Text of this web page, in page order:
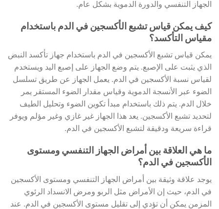
الجهاز التنفسي والدورة الدموية بشكل عام.
كيف يمكن قياس تشبع الأكسجين في الدم باستخدام
مقياس التأكسد؟
يمكن قياس تشبع الأكسجين في الدم باستخدام جهاز تأكسد النبض
الذي يثبت على الإصبع. يتم وضع الجهاز على إصبع اليد ويستخدم
لقياس نسبة الأكسجين في الدم. يعمل الجهاز عن طريق تسلسل
الضوء عبر الأنسجة الدموية وقياس مقدار الضوء المستقر يمر
خلال الدم. يتم ذلك باستخدام مبدأ تكوين الضوء وتحليل الطيف
لتحديد تشبع الأكسجين. يعد هذا الجهاز غير غازي وغير مؤلم ويوفر
قراءة سريعة ودقيقة لتشبع الأكسجين في الدم.
ما هي العلاقة بين أمراض الجهاز التنفسي ومستوى
الأكسجين في الدم؟
يوجد علاقة وثيقة بين أمراض الجهاز التنفسي ومستوى الأكسجين
في الدم، حيث إن الأمراض مثل الربو ومرض الانسداد الرئوي
المزمن يمكن أن تؤدي إلى تقليل مستوى الأكسجين في الدم. عند